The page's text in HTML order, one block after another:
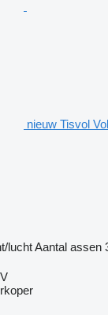
nieuw Tisvol
luchtAantal assen